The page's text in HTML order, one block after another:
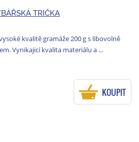
TRIČKA
kvalitě gramáže 200 g s libovolně
Vynikajicí kvalita materiálu a ...
KOUPIT